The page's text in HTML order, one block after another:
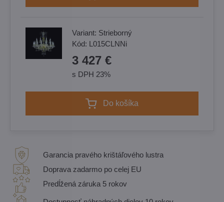
Variant: Strieborný
Kód: L015CLNNi
3 427 €
s DPH 23%
Do košíka
Garancia pravého krištáľového lustra
Doprava zadarmo po celej EU
Predĺžená záruka 5 rokov